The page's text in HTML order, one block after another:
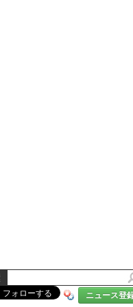
ニュース登